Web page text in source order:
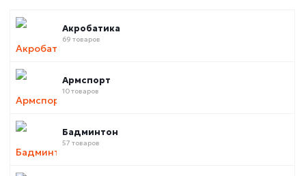
Акробатика
69 товаров
Армспорт
10 товаров
Бадминтон
57 товаров